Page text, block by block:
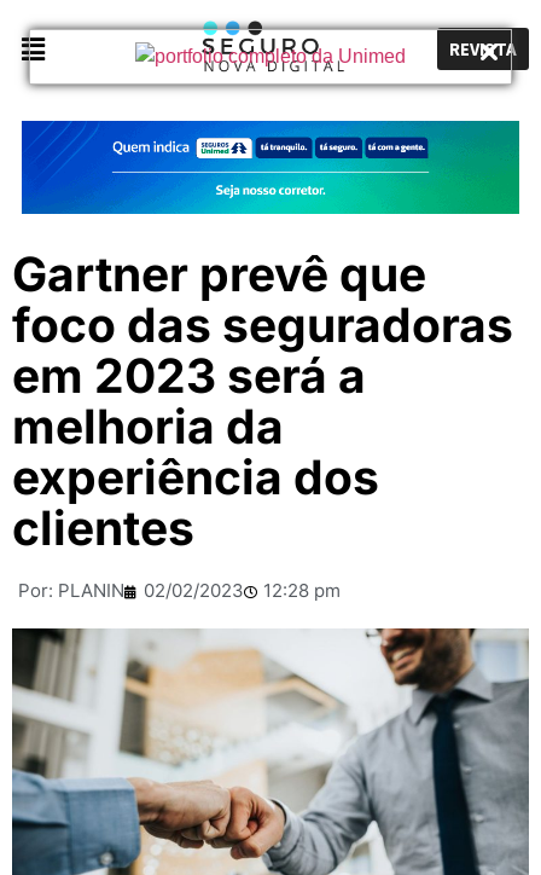
REVISTA
Gartner prevê que
foco das seguradoras
em 2023 será a
melhoria da
experiência dos
clientes
Por: PLANIN 02/02/2023 12:28 pm